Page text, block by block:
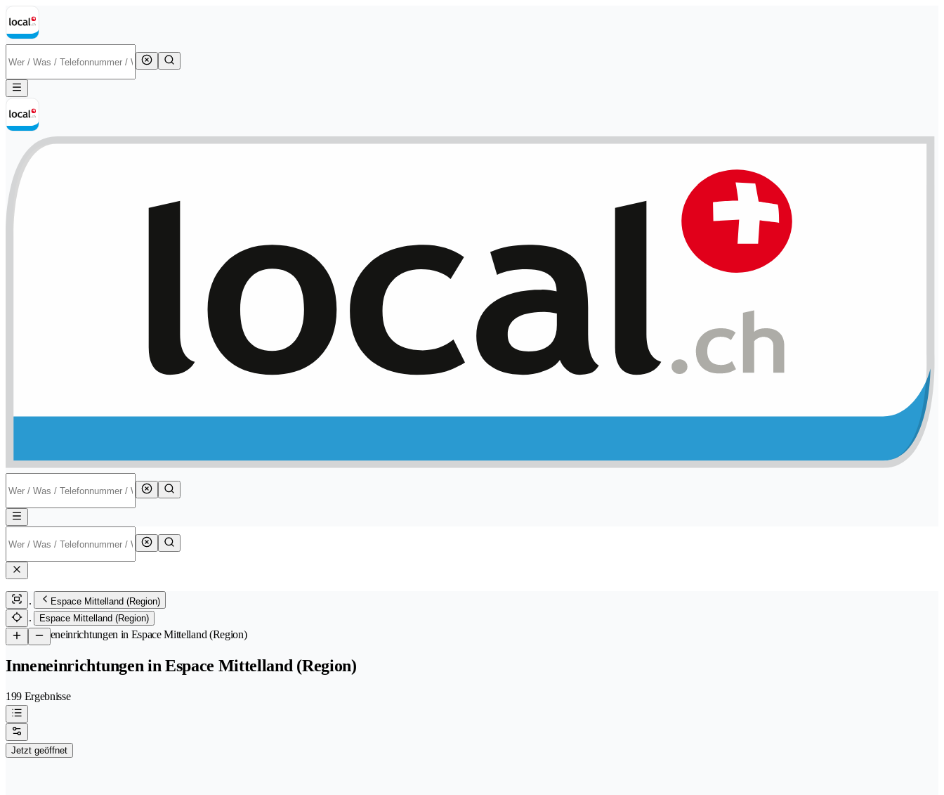
Espace Mittelland (Region)
Espace Mittelland (Region)
/Inneneinrichtungen in Espace Mittelland (Region)
Inneneinrichtungen in Espace Mittelland (Region)
199 Ergebnisse
Jetzt geöffnet